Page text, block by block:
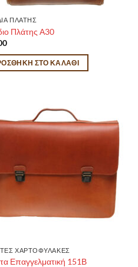
ΠΛΑΤΗΣ
Πλάτης Α30
ΣΤΟ ΚΑΛΆΘΙ
ΧΑΡΤΟΦΥΛΑΚΕΣ
Επαγγελματική 151Β